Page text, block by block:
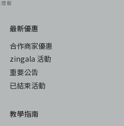
最新優惠
合作商家優惠
zingala 活動
重要公告
已結束活動
教學指南